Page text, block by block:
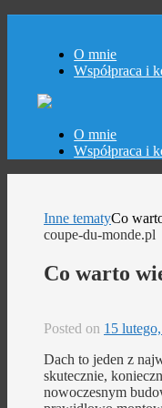
O mnie
Współpraca i
Skip
O mnie
Współpraca i
Inne tematyCo
coupe-du-monde.pl
Co warto
Posted on 15
Dach to jeden z
skutecznie,
nowoczesnym